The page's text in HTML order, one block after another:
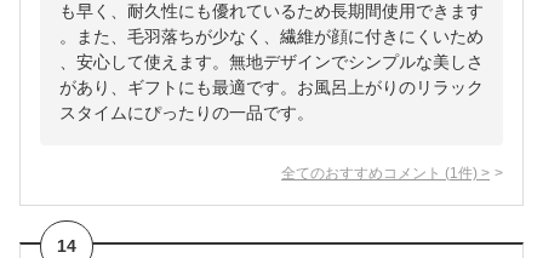
も早く、耐久性にも優れているため長期間使用できます
。また、毛羽落ちが少なく、繊維が顔に付きにくいため
、安心して使えます。無地デザインでシンプルな美しさ
があり、ギフトにも最適です。お風呂上がりのリラック
スタイムにぴったりの一品です。
全てのおすすめコメント (1 件) >
14